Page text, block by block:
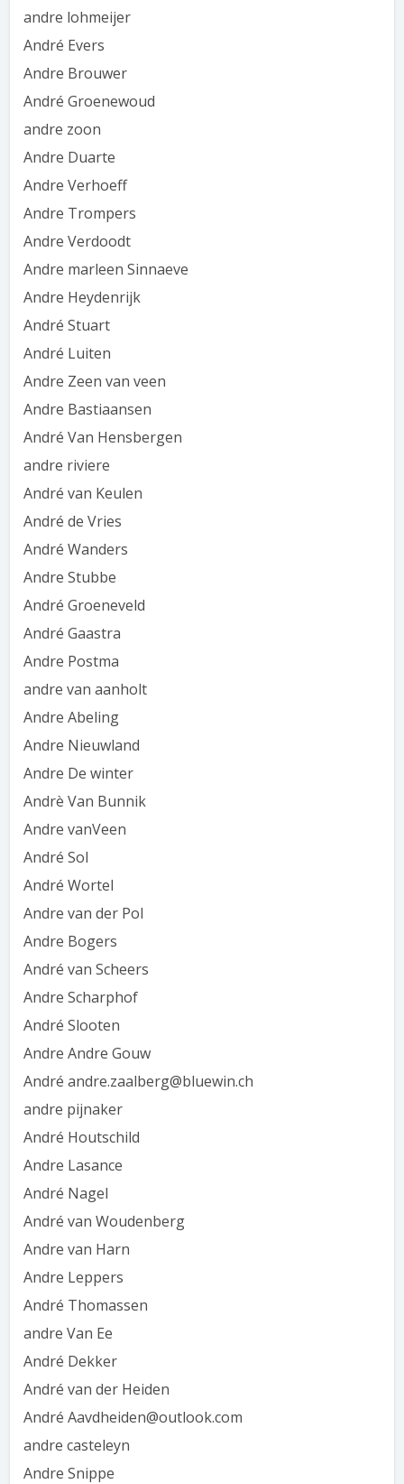
andre lohmeijer
André Evers
Andre Brouwer
André Groenewoud
andre zoon
Andre Duarte
Andre Verhoeff
Andre Trompers
Andre Verdoodt
Andre marleen Sinnaeve
Andre Heydenrijk
André Stuart
André Luiten
Andre Zeen van veen
Andre Bastiaansen
André Van Hensbergen
andre riviere
André van Keulen
André de Vries
André Wanders
Andre Stubbe
André Groeneveld
André Gaastra
Andre Postma
andre van aanholt
Andre Abeling
Andre Nieuwland
Andre De winter
Andrè Van Bunnik
Andre vanVeen
André Sol
André Wortel
Andre van der Pol
Andre Bogers
André van Scheers
Andre Scharphof
André Slooten
Andre Andre Gouw
André andre.zaalberg@bluewin.ch
andre pijnaker
André Houtschild
Andre Lasance
André Nagel
André van Woudenberg
Andre van Harn
Andre Leppers
André Thomassen
andre Van Ee
André Dekker
André van der Heiden
André Aavdheiden@outlook.com
andre casteleyn
Andre Snippe